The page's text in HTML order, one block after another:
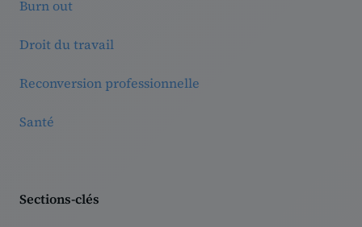
Burn out
Droit du travail
Reconversion professionnelle
Santé
Sections-clés